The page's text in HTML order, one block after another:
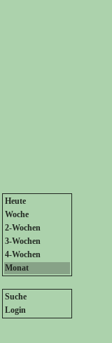
Heute
Woche
2-Wochen
3-Wochen
4-Wochen
Monat
Suche
Login